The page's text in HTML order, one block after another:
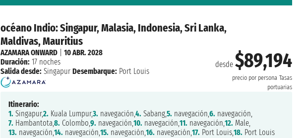
océano Indio: Singapur, Malasia, Indonesia, Sri Lanka,
Maldivas, Mauritius
desde $89,194
precio por persona Tasas
portuarias
AZAMARA ONWARD| 10 ABR. 2028
Duración: 17 noches
Salida desde: Singapur Desembarque: Port Louis
Itinerario:
1. Singapur,2. Kuala Lumpur,3. navegación,4. Sabang,5. navegación,6. navegación,
7. Hambantota,8. Colombo,9. navegación,10. navegación,11. navegación,12. Male,
13. navegación,14. navegación,15. navegación,16. navegación,17. Port Louis,18. Port Louis